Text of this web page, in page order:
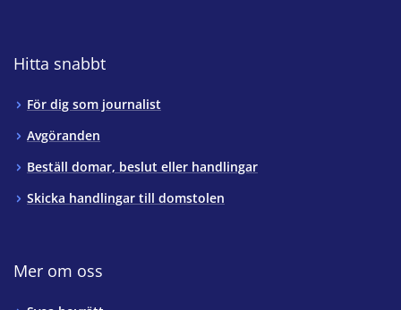
Hitta snabbt
För dig som journalist
Avgöranden
Beställ domar, beslut eller handlingar
Skicka handlingar till domstolen
Mer om oss